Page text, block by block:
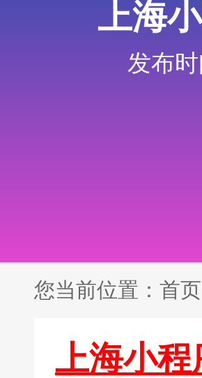
上海
发布
您当前位置： 首页
上海小程